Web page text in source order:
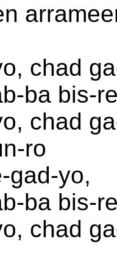
chad
ba bis-
chad
ro
gad-yo,
ba bis-
chad